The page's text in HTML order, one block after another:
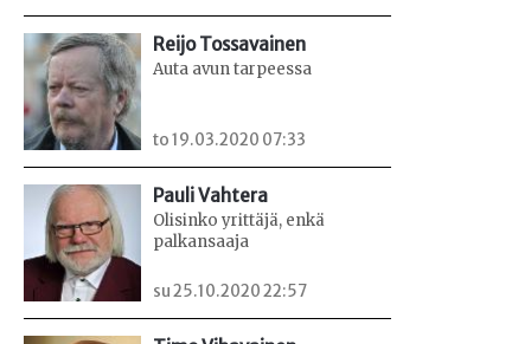
Reijo Tossavainen
Auta avun tarpeessa
to 19.03.2020 07:33
Pauli Vahtera
Olisinko yrittäjä, enkä
palkansaaja
su 25.10.2020 22:57